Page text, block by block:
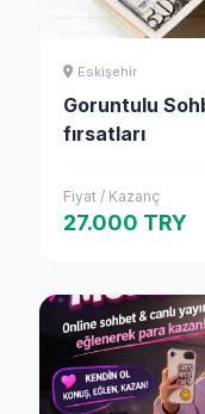
Eskişehir
Goruntulu
fırsatları
Fiyat / Kazanç
27.000 TRY